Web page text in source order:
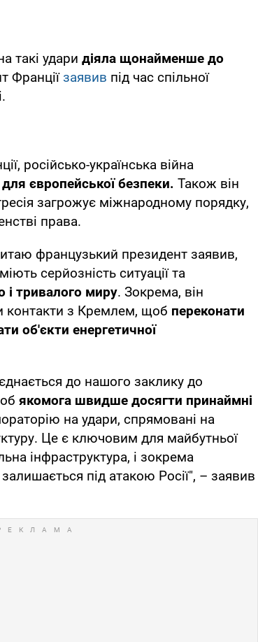
такі удари діяла щонайменше до
Франціїзаявив під час спільної
російсько-українська війна
європейської безпеки. Також він
загрожує міжнародному порядку,
права.
французький президент заявив,
серйозність ситуації та
і тривалого миру. Зокрема, він
контакти з Кремлем, щоб переконати
об'єкти енергетичної
до нашого заклику до
якомога швидше досягти принаймні
на удари, спрямовані на
Це є ключовим для майбутньої
інфраструктура, і зокрема
під атакою Росії", – заявив